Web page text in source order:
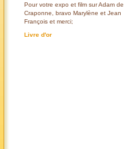
Pour votre expo et film sur Adam de
Craponne, bravo Marylène et Jean
François et merci;
Livre d'or